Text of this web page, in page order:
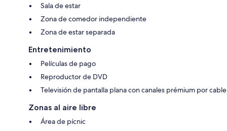
Sala de estar
Zona de comedor independiente
Zona de estar separada
Entretenimiento
Películas de pago
Reproductor de DVD
Televisión de pantalla plana con canales prémium por cable
Zonas al aire libre
Área de pícnic